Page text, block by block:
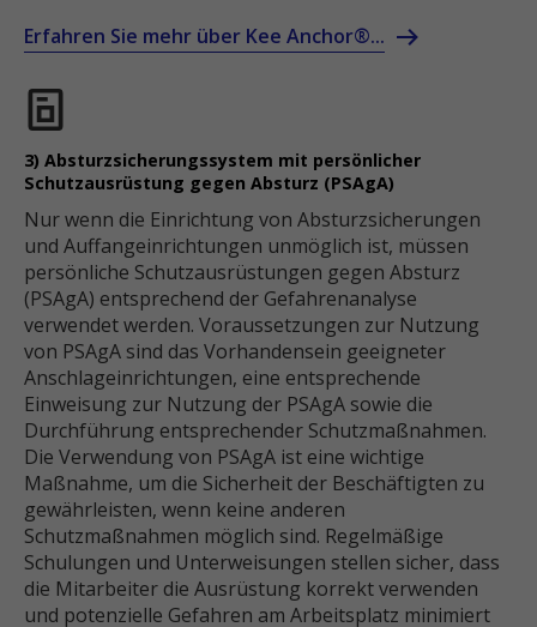
Erfahren Sie mehr über Kee Anchor®...
3) Absturzsicherungssystem mit persönlicher
Schutzausrüstung gegen Absturz (PSAgA)
Nur wenn die Einrichtung von Absturzsicherungen
und Auffangeinrichtungen unmöglich ist, müssen
persönliche Schutzausrüstungen gegen Absturz
(PSAgA) entsprechend der Gefahrenanalyse
verwendet werden. Voraussetzungen zur Nutzung
von PSAgA sind das Vorhandensein geeigneter
Anschlageinrichtungen, eine entsprechende
Einweisung zur Nutzung der PSAgA sowie die
Durchführung entsprechender Schutzmaßnahmen.
Die Verwendung von PSAgA ist eine wichtige
Maßnahme, um die Sicherheit der Beschäftigten zu
gewährleisten, wenn keine anderen
Schutzmaßnahmen möglich sind. Regelmäßige
Schulungen und Unterweisungen stellen sicher, dass
die Mitarbeiter die Ausrüstung korrekt verwenden
und potenzielle Gefahren am Arbeitsplatz minimiert